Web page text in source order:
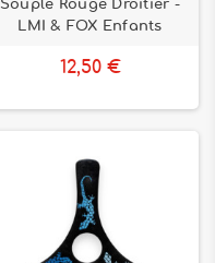
Souple Rouge Droitier -
LMI & FOX Enfants
12,50 €